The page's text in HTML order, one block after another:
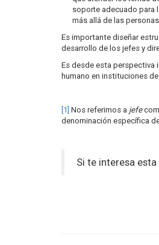
soporte adecuado para
más allá de las
Es importante diseñar
desarrollo de los jefes y
Es desde esta perspectiva
humano en instituciones de
[1] Nos referimos a jefe
denominación específica
Si te interesa